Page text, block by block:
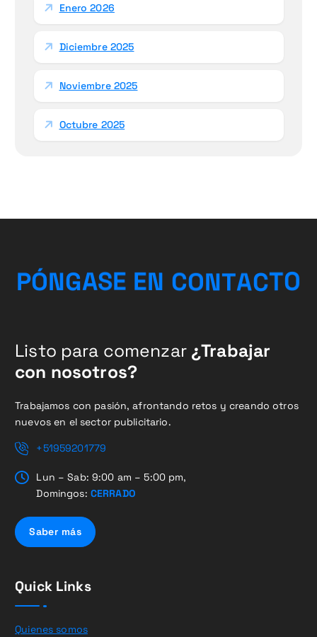
Enero 2026
Diciembre 2025
Noviembre 2025
Octubre 2025
PÓNGASE EN CONTACTO
Listo para comenzar¿Trabajar
con nosotros?
Trabajamos con pasión, afrontando retos y creando otros
nuevos en el sector publicitario.
+51959201779
Lun – Sab: 9:00 am – 5:00 pm,
Domingos: CERRADO
Saber más
Quick Links
Quienes somos